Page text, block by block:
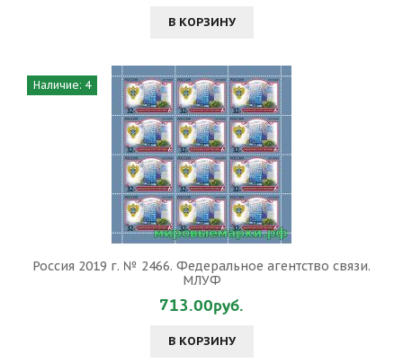
В КОРЗИНУ
Наличие: 4
Россия 2019 г. № 2466. Федеральное агентство связи.
МЛУФ
713.00руб.
В КОРЗИНУ